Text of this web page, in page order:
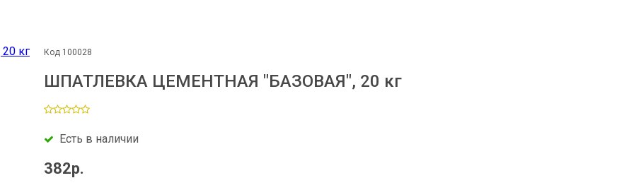
Код 100028
ШПАТЛЕВКА ЦЕМЕНТНАЯ "БАЗОВАЯ", 20 кг
Есть в наличии
382р.